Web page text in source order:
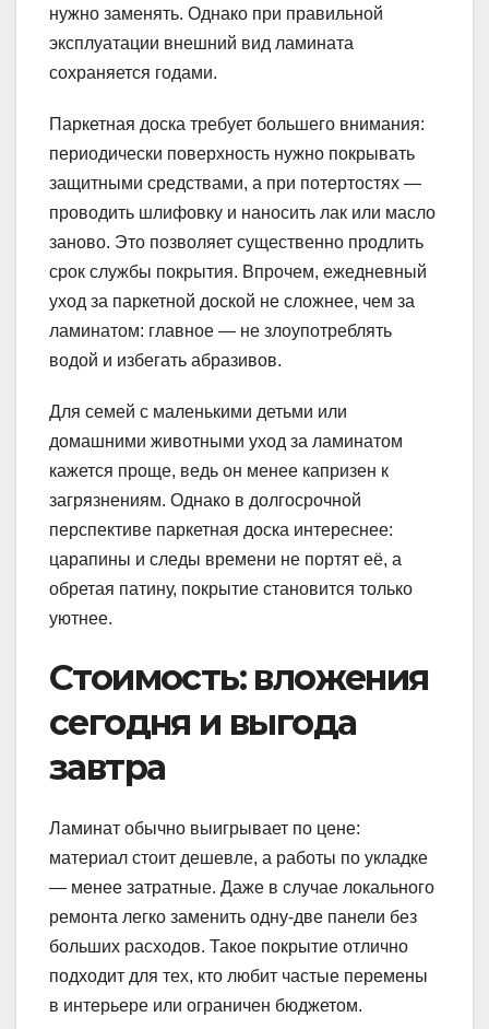
нужно заменять. Однако при правильной
эксплуатации внешний вид ламината
сохраняется годами.
Паркетная доска требует большего внимания:
периодически поверхность нужно покрывать
защитными средствами, а при потертостях —
проводить шлифовку и наносить лак или масло
заново. Это позволяет существенно продлить
срок службы покрытия. Впрочем, ежедневный
уход за паркетной доской не сложнее, чем за
ламинатом: главное — не злоупотреблять
водой и избегать абразивов.
Для семей с маленькими детьми или
домашними животными уход за ламинатом
кажется проще, ведь он менее капризен к
загрязнениям. Однако в долгосрочной
перспективе паркетная доска интереснее:
царапины и следы времени не портят её, а
обретая патину, покрытие становится только
уютнее.
Стоимость: вложения
сегодня и выгода
завтра
Ламинат обычно выигрывает по цене:
материал стоит дешевле, а работы по укладке
— менее затратные. Даже в случае локального
ремонта легко заменить одну-две панели без
больших расходов. Такое покрытие отлично
подходит для тех, кто любит частые перемены
в интерьере или ограничен бюджетом.